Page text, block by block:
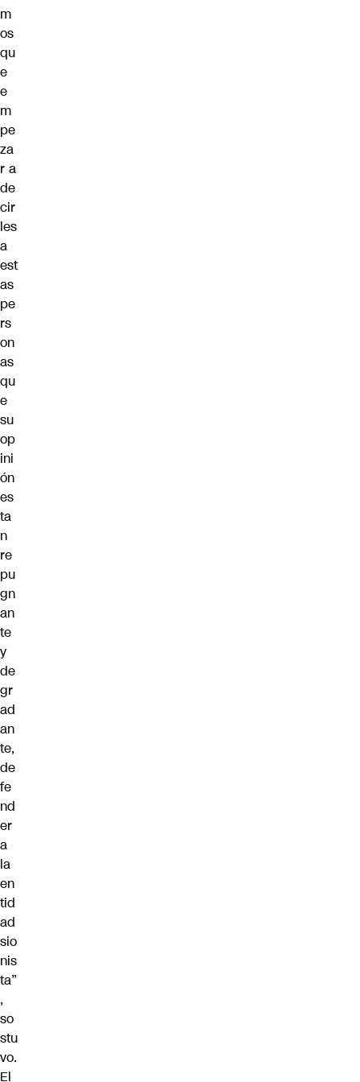
m
os
qu
e
e
m
pe
za
r a
de
cir
les
a
est
as
pe
rs
on
as
qu
e
su
op
ini
ón
es
ta
n
re
pu
gn
an
te
y
de
gr
ad
an
te,
de
fe
nd
er
a
la
en
tid
ad
sio
nis
ta”
,
so
stu
vo.
El